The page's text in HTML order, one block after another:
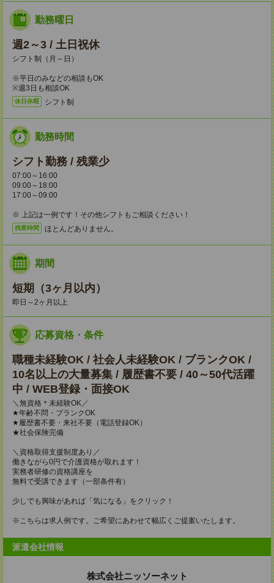
勤務曜日
週2～3 / 土日祝休
シフト制（月～日）
※平日のみなどの相談もOK
※週3日も相談OK
休日休暇 シフト制
勤務時間
シフト勤務 / 残業少
07:00～16:00
09:00～18:00
17:00～09:00
※ 上記は一例です！その他シフトもご相談ください！
残業時間 ほとんどありません。
期間
短期（3ヶ月以内）
即日～2ヶ月以上
応募資格・条件
職種未経験OK / 社会人未経験OK / ブランクOK /
10名以上の大量募集 / 履歴書不要 / 40～50代活躍
中 / WEB登録・面接OK
＼無資格＊未経験OK／
★年齢不問・ブランクOK
★履歴書不要・来社不要（電話登録OK）
★社会保険完備
＼資格取得支援制度あり／
働きながら0円で介護資格が取れます！
実務者研修の資格講座を
無料で受講できます（一部条件有）
少しでも興味があれば「気になる」をクリック！
※こちらは求人例です。ご希望にあわせて幅広くご提案いたします。
派遣会社情報
株式会社ニッソーネット